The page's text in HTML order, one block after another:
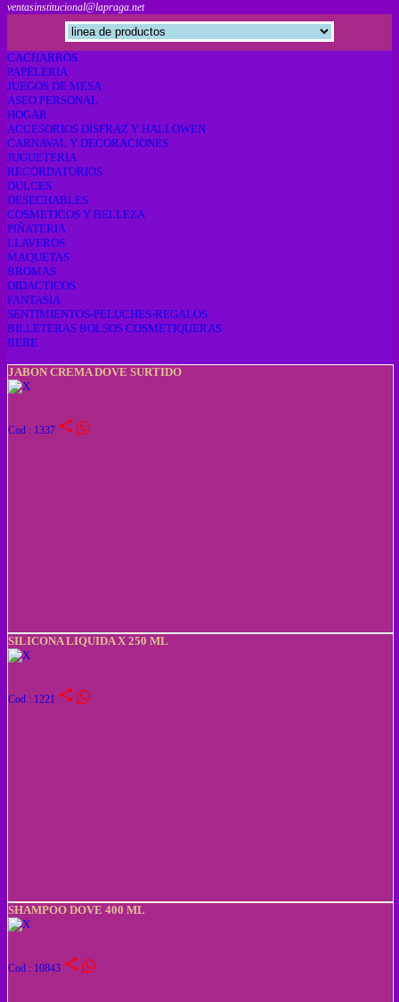
ventasinstitucional@lapraga.net
CACHARROS
PAPELERIA
JUEGOS DE MESA
ASEO PERSONAL
HOGAR
ACCESORIOS DISFRAZ Y HALLOWEN
CARNAVAL Y DECORACIONES
JUGUETERIA
RECORDATORIOS
DULCES
DESECHABLES
COSMETICOS Y BELLEZA
PIÑATERIA
LLAVEROS
MAQUETAS
BROMAS
DIDACTICOS
FANTASIA
SENTIMIENTOS-PELUCHES-REGALOS
BILLETERAS BOLSOS COSMETIQUERAS
BEBE
JABON CREMA DOVE SURTIDO
Cod : 1337 share
SILICONA LIQUIDA X 250 ML
Cod : 1221 share
SHAMPOO DOVE 400 ML
Cod : 10843 share